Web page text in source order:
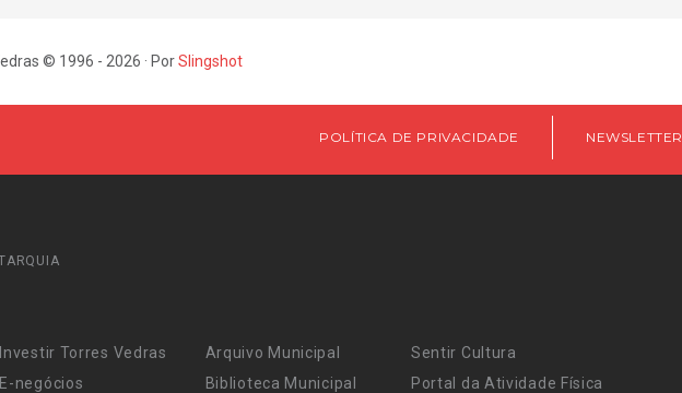
© 1996 - 2026 · PorSlingshot
POLÍTICA DE PRIVACIDADE NEWSLETTER
Investir Torres Vedras
E-negócios
Arquivo Municipal
Biblioteca Municipal
Sentir Cultura
Portal da Atividade Física